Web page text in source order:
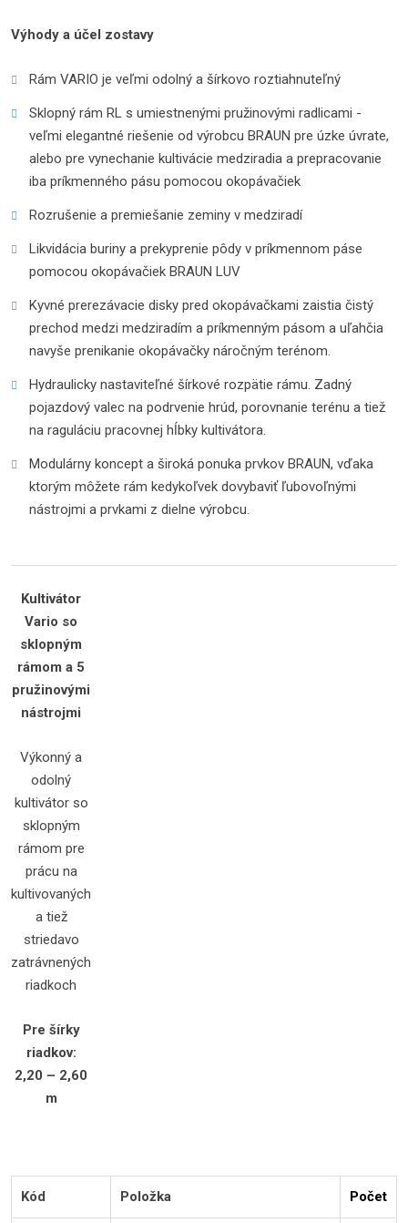
Výhody a účel zostavy
Rám VARIO je veľmi odolný a šírkovo roztiahnuteľný
Sklopný rám RL s umiestnenými pružinovými radlicami -
veľmi elegantné riešenie od výrobcu BRAUN pre úzke úvrate,
alebo pre vynechanie kultivácie medziradia a prepracovanie
iba príkmenného pásu pomocou okopávačiek
Rozrušenie a premiešanie zeminy v medziradí
Likvidácia buriny a prekyprenie pôdy v príkmennom páse
pomocou okopávačiek BRAUN LUV
Kyvné prerezávacie disky pred okopávačkami zaistia čistý
prechod medzi medziradím a príkmenným pásom a uľahčia
navyše prenikanie okopávačky náročným terénom.
Hydraulicky nastaviteľné šírkové rozpätie rámu. Zadný
pojazdový valec na podrvenie hrúd, porovnanie terénu a tiež
na raguláciu pracovnej hĺbky kultivátora.
Modulárny koncept a široká ponuka prvkov BRAUN, vďaka
ktorým môžete rám kedykoľvek dovybaviť ľubovoľnými
nástrojmi a prvkami z dielne výrobcu.
Kultivátor
Vario so
sklopným
rámom a 5
pružinovými
nástrojmi
Výkonný a
odolný
kultivátor so
sklopným
rámom pre
prácu na
kultivovaných
a tiež
striedavo
zatrávnených
riadkoch
Pre šírky
riadkov:
2,20 – 2,60
m
Kód Položka Počet